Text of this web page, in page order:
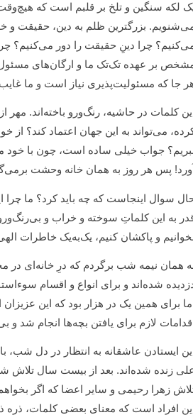
لکه سنگین و تلخ بر قلبم است که
بزرگترین ظلم به دین، حقیقت و
چرا دینِ حقیقت را دور می‌کنیم؟
بر عهده تک‌تک ما و ارگان‌های مسئول
جا که مسئولیت‌پذیری نیاز است و ما
این کلمات در حاشیه، رنگ‌ورو باخته‌اند.
می‌تواند به این جهان اعتماد کند؟ از
جواب خیلی ساده است، چون با خود
آورد! پس هر روز به همان خانه وحشت
سوال اینجاست که چه باید کرد؟ ما
به این کلماتِ سوخته و خراب و
و پاکشان کنیم، یک‌به‌یک خاطرات
همان نیمه شب برگردم که درِ خانه‌ای در
شده‌اند و برای انواع و اقسام
برای همین یک در هزار بود که این
لازم برای یافتن بچه‌ها انجام شد و
ایستادن عاشقانه به انتظار در دل شب،
زنده شده‌اند. بعد از بیست سال تلاش
زهرا رحیمی و سایر اعضا که اگر
افراد است که معنای بعضی کلمات،